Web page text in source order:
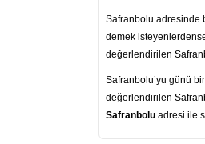
Safranbolu adresinde
demek
değerlendirilen
Safranbolu’yu günü
değerlendirilen
Safranbolu adresi ile